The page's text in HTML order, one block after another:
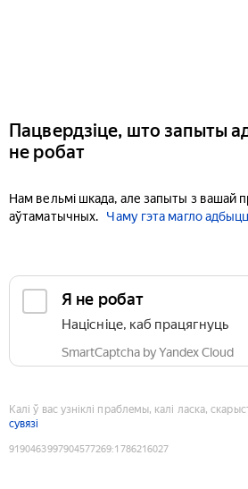
Пацвердзіце, што запыты
не робат
Нам вельмі шкада, але запыты з вашай
аўтаматычных.
Чаму гэта магло
Я не робат
Націсніце, каб працягнуць
SmartCaptcha by Yandex Cloud
Калі ў вас узніклі праблемы, калі ласка,
сувязі
9190463997904577269:1786216027